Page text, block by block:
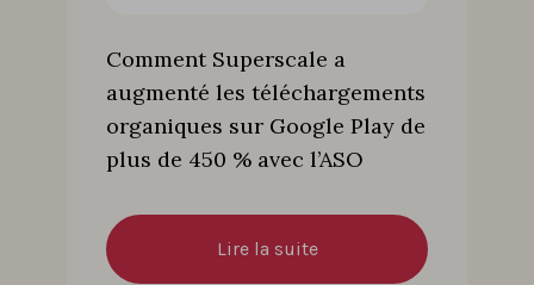
Comment Superscale a
augmenté les téléchargements
organiques sur Google Play de
plus de 450 % avec l’ASO
Lire la suite